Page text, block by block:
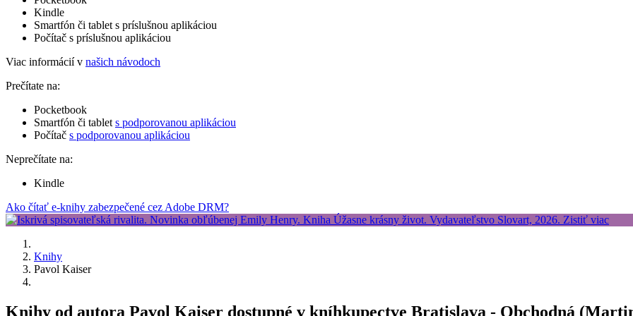
Kindle
Smartfón či tablet s príslušnou aplikáciou
Počítač s príslušnou aplikáciou
Viac informácií v našich návodoch
Prečítate na:
Pocketbook
Smartfón či tablet s podporovanou aplikáciou
Počítač s podporovanou aplikáciou
Neprečítate na:
Kindle
Ako čítať e-knihy zabezpečené cez Adobe DRM?
Knihy
Pavol Kaiser
Knihy od autora Pavol Kaiser dostupné v kníhkupectve Bratislava - Obchodná